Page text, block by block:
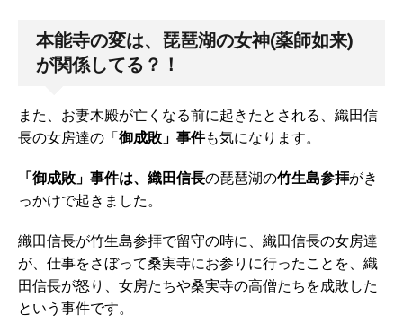
本能寺の変は、琵琶湖の女神(薬師如来)
が関係してる？！
また、お妻木殿が亡くなる前に起きたとされる、織田信
長の女房達の「御成敗」事件も気になります。
「御成敗」事件は、織田信長の琵琶湖の竹生島参拝がき
っかけで起きました。
織田信長が竹生島参拝で留守の時に、織田信長の女房達
が、仕事をさぼって桑実寺にお参りに行ったことを、織
田信長が怒り、女房たちや桑実寺の高僧たちを成敗した
という事件です。